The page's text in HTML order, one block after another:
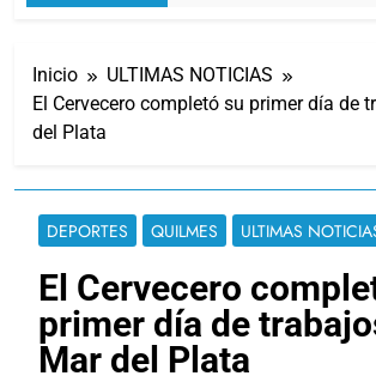
Inicio
ULTIMAS NOTICIAS
El Cervecero completó su primer día de
del Plata
DEPORTES QUILMES ULTIMAS
El Cervecero
primer día de
Mar del Plata